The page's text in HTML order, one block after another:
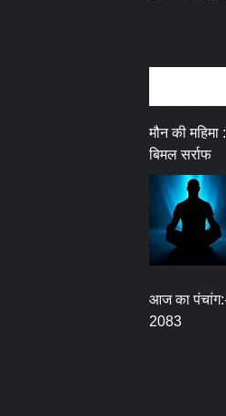
मौन की
बिमल सर्राफ
आज का
2083